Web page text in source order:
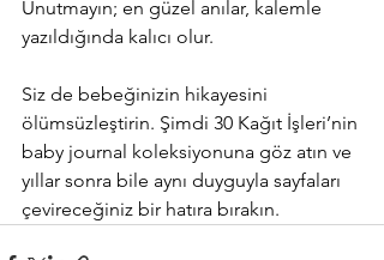
Unutmayın; en güzel anılar, kalemle
yazıldığında kalıcı olur.
Siz de bebeğinizin hikayesini
ölümsüzleştirin. Şimdi 30 Kağıt İşleri’nin
baby journal koleksiyonuna göz atın ve
yıllar sonra bile aynı duyguyla sayfaları
çevireceğiniz bir hatıra bırakın.